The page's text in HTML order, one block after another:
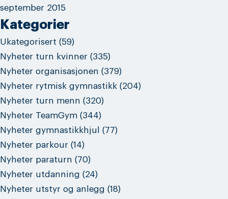
september 2015
Kategorier
Ukategorisert (59)
Nyheter turn kvinner (335)
Nyheter organisasjonen (379)
Nyheter rytmisk gymnastikk (204)
Nyheter turn menn (320)
Nyheter TeamGym (344)
Nyheter gymnastikkhjul
(77)
Nyheter parkour (14)
Nyheter paraturn (70)
Nyheter utdanning (24)
Nyheter utstyr og anlegg (18)